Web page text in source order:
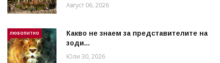
Август 06, 2026
ЛЮБОПИТНО
Какво не знаем за представителите на
зоди...
Юли 30, 2026